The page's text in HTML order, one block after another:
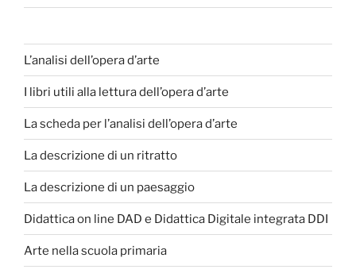
L’analisi dell’opera d’arte
I libri utili alla lettura dell’opera d’arte
La scheda per l’analisi dell’opera d’arte
La descrizione di un ritratto
La descrizione di un paesaggio
Didattica on line DAD e Didattica Digitale integrata DDI
Arte nella scuola primaria